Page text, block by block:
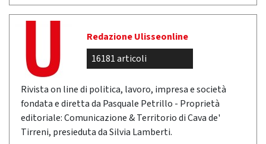
Redazione Ulisseonline
16181 articoli
Rivista on line di politica, lavoro, impresa e società
fondata e diretta da Pasquale Petrillo - Proprietà
editoriale: Comunicazione & Territorio di Cava de'
Tirreni, presieduta da Silvia Lamberti.